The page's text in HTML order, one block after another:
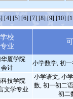
[4] [5] [6] [7] [8] [9] [10]
学校
专业
华厦学院
会计
小学数学, 初
技学院
文学专业
小学语文, 小
数, 初一初二
初二